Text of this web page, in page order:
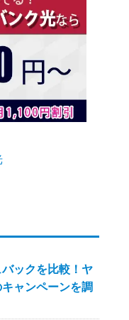
ます。所有資格は
リスト。X(Twitter)
ックを比較！ヤ
ャンペーンを調